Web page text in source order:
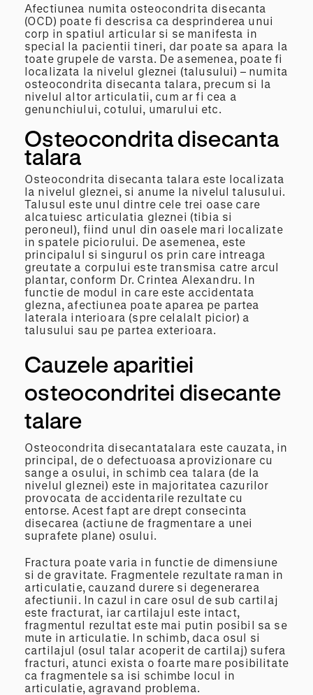
Afectiunea numita osteocondrita disecanta
(OCD) poate fi descrisa ca desprinderea unui
corp in spatiul articular si se manifesta in
special la pacientii tineri, dar poate sa apara la
toate grupele de varsta. De asemenea, poate fi
localizata la nivelul gleznei (talusului) – numita
osteocondrita disecanta talara, precum si la
nivelul altor articulatii, cum ar fi cea a
genunchiului, cotului, umarului etc.
Osteocondrita disecanta
talara
Osteocondrita disecanta talara este localizata
la nivelul gleznei, si anume la nivelul talusului.
Talusul este unul dintre cele trei oase care
alcatuiesc articulatia gleznei (tibia si
peroneul), fiind unul din oasele mari localizate
in spatele piciorului. De asemenea, este
principalul si singurul os prin care intreaga
greutate a corpului este transmisa catre arcul
plantar, conform Dr. Crintea Alexandru. In
functie de modul in care este accidentata
glezna, afectiunea poate aparea pe partea
laterala interioara (spre celalalt picior) a
talusului sau pe partea exterioara.
Cauzele aparitiei
osteocondritei disecante
talare
Osteocondrita disecantatalara este cauzata, in
principal, de o defectuoasa aprovizionare cu
sange a osului, in schimb cea talara (de la
nivelul gleznei) este in majoritatea cazurilor
provocata de accidentarile rezultate cu
entorse. Acest fapt are drept consecinta
disecarea (actiune de fragmentare a unei
suprafete plane) osului.
Fractura poate varia in functie de dimensiune
si de gravitate. Fragmentele rezultate raman in
articulatie, cauzand durere si degenerarea
afectiunii. In cazul in care osul de sub cartilaj
este fracturat, iar cartilajul este intact,
fragmentul rezultat este mai putin posibil sa se
mute in articulatie. In schimb, daca osul si
cartilajul (osul talar acoperit de cartilaj) sufera
fracturi, atunci exista o foarte mare posibilitate
ca fragmentele sa isi schimbe locul in
articulatie, agravand problema.